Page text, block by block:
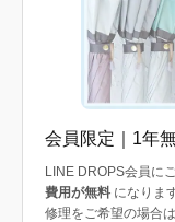
会員限定｜1年
LINE DROPS会員に
費用が無料 になりま
修理をご希望の場合